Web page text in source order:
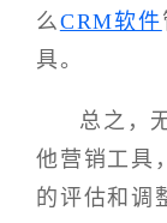
么 CRM软件
具。
总之，
他营销工具
的评估和调